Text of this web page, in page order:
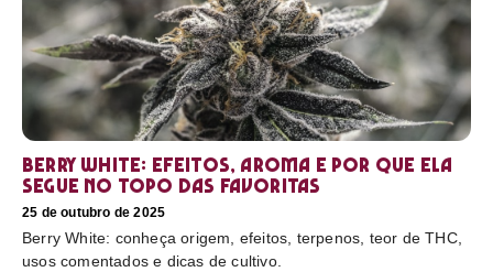
Berry White: efeitos, aroma e por que ela
segue no topo das favoritas
25 de outubro de 2025
Berry White: conheça origem, efeitos, terpenos, teor de THC,
usos comentados e dicas de cultivo.